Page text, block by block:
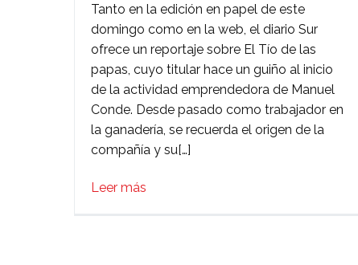
Manolo,
‘El
tío
de
las
papas’
que
persiguió
Tanto en la edición en papel de este
domingo como en la web, el diario Sur
ofrece un reportaje sobre El Tío de las
papas, cuyo titular hace un guiño al inicio
de la actividad emprendedora de Manuel
Conde. Desde pasado como trabajador en
la ganadería, se recuerda el origen de la
compañía y su[…]
Leer más